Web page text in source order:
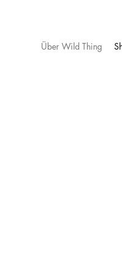
Über Wild Thing